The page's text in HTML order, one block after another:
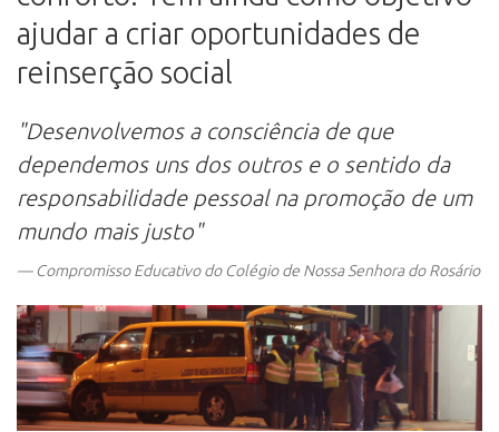
ajudar a criar oportunidades de
reinserção social
"Desenvolvemos a consciência de que
dependemos uns dos outros e o sentido da
responsabilidade pessoal na promoção de um
mundo mais justo"
Compromisso Educativo do Colégio de Nossa Senhora do Rosário